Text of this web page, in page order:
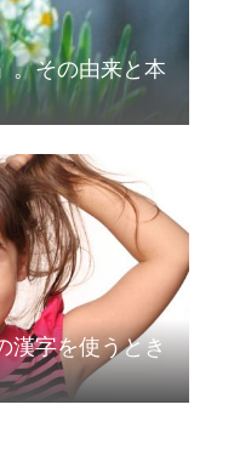
。その由来と本
漢字を使うとき